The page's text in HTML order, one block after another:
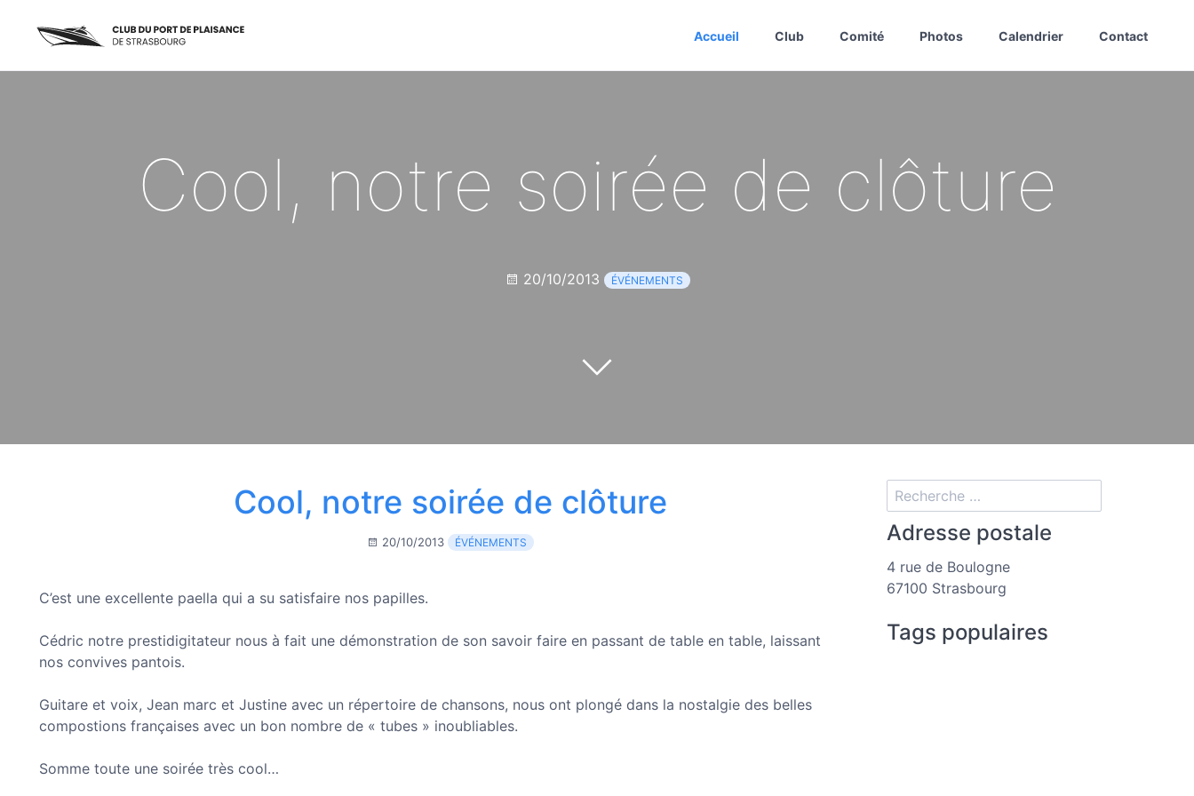
Accueil Club Comité Photos Calendrier Contact
Cool, notre soirée de clôture
20/10/2013 ÉVÉNEMENTS
Cool, notre soirée de clôture
20/10/2013 ÉVÉNEMENTS
C’est une excellente paella qui a su satisfaire nos papilles.
Cédric notre prestidigitateur nous à fait une démonstration de son savoir faire en passant de table en table, laissant
nos convives pantois.
Guitare et voix, Jean marc et Justine avec un répertoire de chansons, nous ont plongé dans la nostalgie des belles
compostions françaises avec un bon nombre de « tubes » inoubliables.
Somme toute une soirée très cool…
Adresse postale
4 rue de Boulogne
67100 Strasbourg
Tags populaires